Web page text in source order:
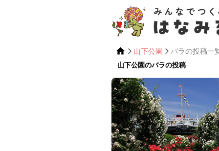
山下公園
バラの投稿一
山下公園のバラの投稿